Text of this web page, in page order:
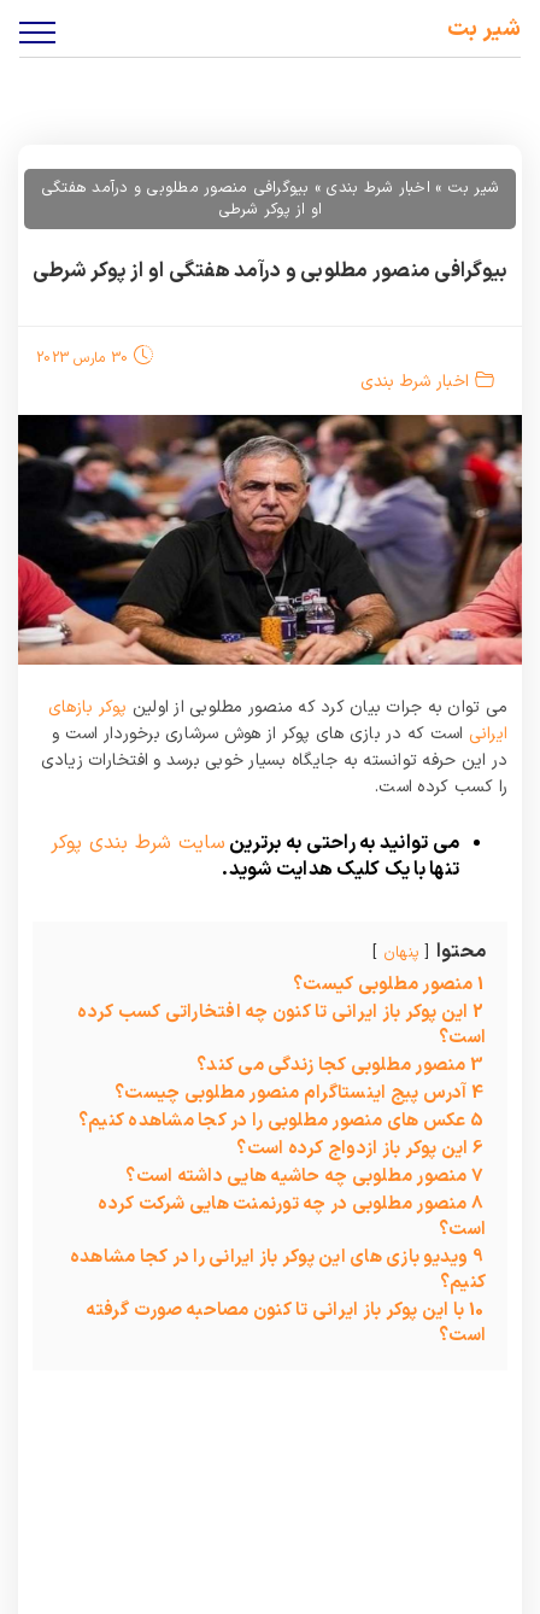
شیر بت
شیر بت » اخبار شرط بندی » بیوگرافی منصور مطلوبی و درآمد هفتگی
او از پوکر شرطی
بیوگرافی منصور مطلوبی و درآمد هفتگی او از پوکر شرطی
30 مارس 2023
اخبار شرط بندی
می توان به جرات بیان کرد که منصور مطلوبی از اولین پوکر بازهای
ایرانی است که در بازی‌ های پوکر از هوش سرشاری برخوردار است و
در این حرفه توانسته به جایگاه بسیار خوبی برسد و افتخارات زیادی
را کسب کرده است.
می توانید به راحتی به برترین سایت شرط بندی پوکر
تنها با یک کلیک هدایت شوید.
محتوا پنهان
1منصور مطلوبی کیست؟
2 این پوکر باز ایرانی تا کنون چه افتخاراتی کسب کرده
است؟
3منصور مطلوبی کجا زندگی می کند؟
4آدرس پیج اینستاگرام منصور مطلوبی چیست؟
5 عکس های منصور مطلوبی را در کجا مشاهده کنیم؟
6 این پوکر باز ازدواج کرده است؟
7منصور مطلوبی چه حاشیه هایی داشته است؟
8منصور مطلوبی در چه تورنمنت هایی شرکت کرده
است؟
9 ویدیو بازی های این پوکر باز ایرانی را در کجا مشاهده
کنیم؟
10با این پوکر باز ایرانی تا کنون مصاحبه صورت گرفته
است؟